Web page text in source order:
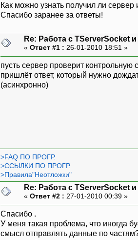
Как можно узнать получил ли
Спасибо заранее за ответы!
Re: Работа с TServerSocket
« Ответ #1 : 26-01-2010 18:51 »
пусть сервер проверит контрольную
пришлёт ответ, который нужно
(асинхронно)
>FAQ ПО ПРОГР.
>ССЫЛКИ ПО ПРОГР.
>Правила"Неотложки"
Re: Работа с TServerSocket
« Ответ #2 : 27-01-2010 00:39 »
Спасибо .
У меня такая проблема, что иногда
смысл отправлять данные по